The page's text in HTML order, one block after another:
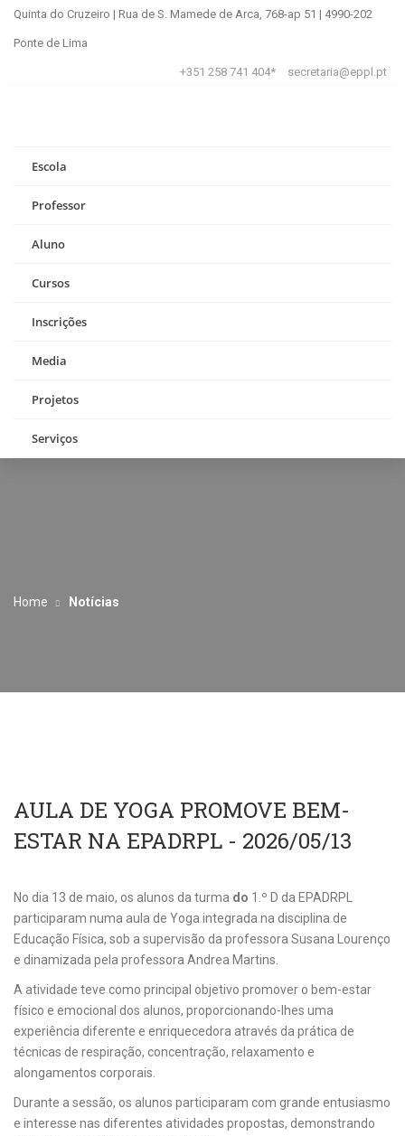
Quinta do Cruzeiro | Rua de S. Mamede de Arca, 768-ap 51 | 4990-202
Ponte de Lima
+351 258 741 404* secretaria@eppl.pt
Escola
Professor
Aluno
Cursos
Inscrições
Media
Projetos
Serviços
Home Notícias
AULA DE YOGA PROMOVE BEM-
ESTAR NA EPADRPL - 2026/05/13
No dia 13 de maio, os alunos da turma do 1.º D da EPADRPL
participaram numa aula de Yoga integrada na disciplina de
Educação Física, sob a supervisão da professora Susana Lourenço
e dinamizada pela professora Andrea Martins.
A atividade teve como principal objetivo promover o bem-estar
físico e emocional dos alunos, proporcionando-lhes uma
experiência diferente e enriquecedora através da prática de
técnicas de respiração, concentração, relaxamento e
alongamentos corporais.
Durante a sessão, os alunos participaram com grande entusiasmo
e interesse nas diferentes atividades propostas, demonstrando